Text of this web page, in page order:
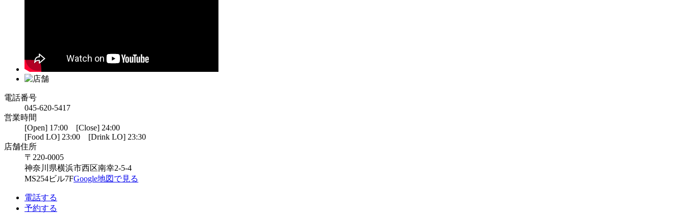
電話番号
045-620-5417
営業時間
[Open] 17:00 [Close] 24:00
[Food LO] 23:00 [Drink LO] 23:30
店舗住所
〒220-0005
神奈川県横浜市西区南幸2-5-4
MS254ビル7FGoogle地図で見る
電話する
予約する